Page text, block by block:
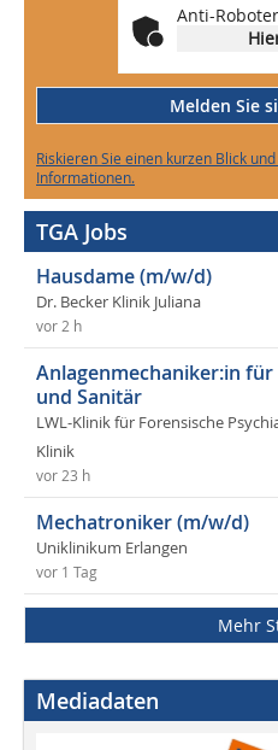
Anti-
Melden Sie
Riskieren Sie einen kurzen Blick
Informationen.
TGA Jobs
Hausdame (m/w/d)
Dr. Becker Klinik Juliana
vor 2 h
Anlagenmechaniker:in
und Sanitär
LWL-Klinik für Forensische
Klinik
vor 23 h
Mechatroniker (m/w/d)
Uniklinikum Erlangen
vor 1 Tag
Mehr
Mediadaten